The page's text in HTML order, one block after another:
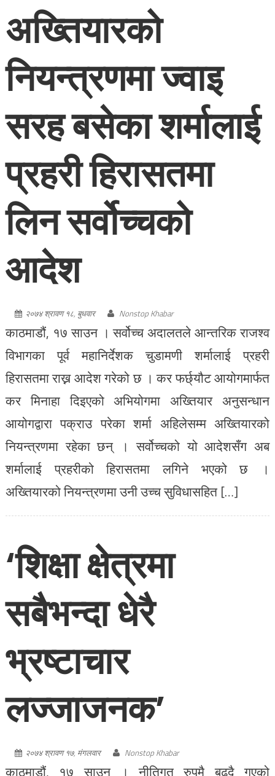
अख्तियारको
नियन्त्रणमा ज्वाइ
सरह बसेका शर्मालाई
प्रहरी हिरासतमा
लिन सर्वोच्चको
आदेश
२०७४ श्रावण १८, बुधवार Nonstop Khabar
काठमाडौं, १७ साउन । सर्वोच्च अदालतले आन्तरिक राजश्व
विभागका पूर्व महानिर्देशक चुडामणी शर्मालाई प्रहरी
हिरासतमा राख्न आदेश गरेको छ । कर फर्छ्यौट आयोगमार्फत
कर मिनाहा दिइएको अभियोगमा अख्तियार अनुसन्धान
आयोगद्वारा पक्राउ परेका शर्मा अहिलेसम्म अख्तियारको
नियन्त्रणमा रहेका छन् । सर्वोच्चको यो आदेशसँग अब
शर्मालाई प्रहरीको हिरासतमा लगिने भएको छ ।
अख्तियारको नियन्त्रणमा उनी उच्च सुविधासहित […]
‘शिक्षा क्षेत्रमा
सबैभन्दा धेरै
भ्रष्टाचार
लज्जाजनक’
२०७४ श्रावण १७, मंगलवार Nonstop Khabar
काठमाडौं, १७ साउन । नीतिगत रुपमै बढ्दै गएको